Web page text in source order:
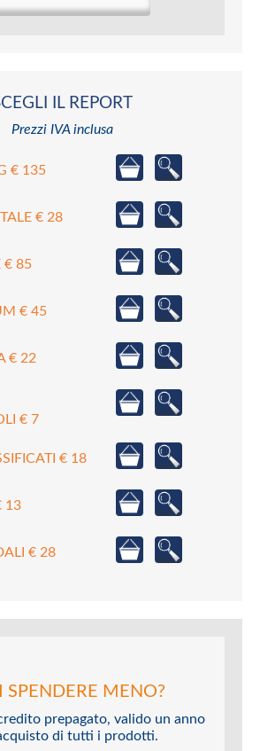
IL REPORT
Prezzi IVA inclusa
€ 135
€ 28
€ 85
€ 45
€ 22
€ 7
€ 18
13
€ 28
SPENDERE MENO?
prepagato, valido un anno
di tutti i prodotti.